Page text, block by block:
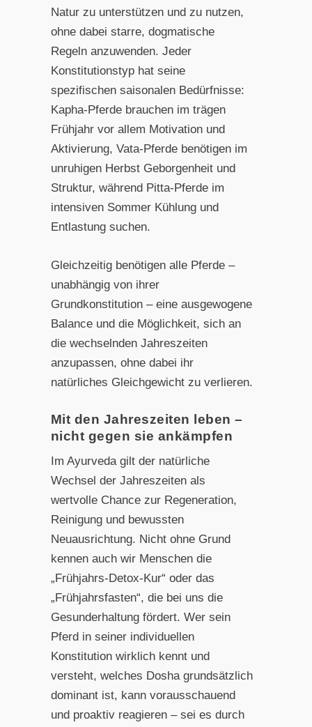
Natur zu unterstützen und zu nutzen,
ohne dabei starre, dogmatische
Regeln anzuwenden. Jeder
Konstitutionstyp hat seine
spezifischen saisonalen Bedürfnisse:
Kapha-Pferde brauchen im trägen
Frühjahr vor allem Motivation und
Aktivierung, Vata-Pferde benötigen im
unruhigen Herbst Geborgenheit und
Struktur, während Pitta-Pferde im
intensiven Sommer Kühlung und
Entlastung suchen.
Gleichzeitig benötigen alle Pferde –
unabhängig von ihrer
Grundkonstitution – eine ausgewogene
Balance und die Möglichkeit, sich an
die wechselnden Jahreszeiten
anzupassen, ohne dabei ihr
natürliches Gleichgewicht zu verlieren.
Mit den Jahreszeiten leben –
nicht gegen sie ankämpfen
Im Ayurveda gilt der natürliche
Wechsel der Jahreszeiten als
wertvolle Chance zur Regeneration,
Reinigung und bewussten
Neuausrichtung. Nicht ohne Grund
kennen auch wir Menschen die
„Frühjahrs-Detox-Kur“ oder das
„Frühjahrsfasten“, die bei uns die
Gesunderhaltung fördert. Wer sein
Pferd in seiner individuellen
Konstitution wirklich kennt und
versteht, welches Dosha grundsätzlich
dominant ist, kann vorausschauend
und proaktiv reagieren – sei es durch